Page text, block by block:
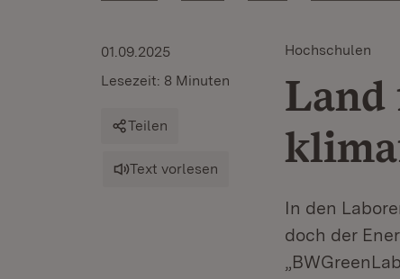
Hochschulen
In den
doch der
01.09.2025
Lesezeit: 8 Minuten
Teilen
Text vorlesen